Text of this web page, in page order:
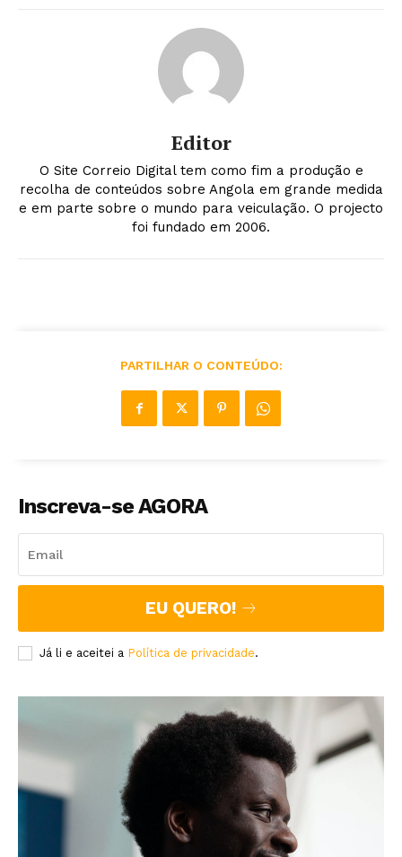
Editor
O Site Correio Digital tem como fim a produção e
recolha de conteúdos sobre Angola em grande medida
e em parte sobre o mundo para veiculação. O projecto
foi fundado em 2006.
PARTILHAR O CONTEÚDO:
Inscreva-se AGORA
EU QUERO!
Já li e aceitei a Política de privacidade.